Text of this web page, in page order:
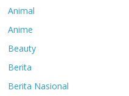
Animal
Anime
Beauty
Berita
Berita Nasional